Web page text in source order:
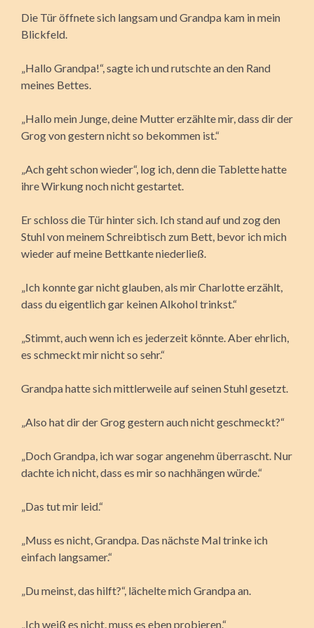
Die Tür öffnete sich langsam und Grandpa kam in mein
Blickfeld.
„Hallo Grandpa!“, sagte ich und rutschte an den Rand
meines Bettes.
„Hallo mein Junge, deine Mutter erzählte mir, dass dir der
Grog von gestern nicht so bekommen ist.“
„Ach geht schon wieder“, log ich, denn die Tablette hatte
ihre Wirkung noch nicht gestartet.
Er schloss die Tür hinter sich. Ich stand auf und zog den
Stuhl von meinem Schreibtisch zum Bett, bevor ich mich
wieder auf meine Bettkante niederließ.
„Ich konnte gar nicht glauben, als mir Charlotte erzählt,
dass du eigentlich gar keinen Alkohol trinkst.“
„Stimmt, auch wenn ich es jederzeit könnte. Aber ehrlich,
es schmeckt mir nicht so sehr.“
Grandpa hatte sich mittlerweile auf seinen Stuhl gesetzt.
„Also hat dir der Grog gestern auch nicht geschmeckt?“
„Doch Grandpa, ich war sogar angenehm überrascht. Nur
dachte ich nicht, dass es mir so nachhängen würde.“
„Das tut mir leid.“
„Muss es nicht, Grandpa. Das nächste Mal trinke ich
einfach langsamer.“
„Du meinst, das hilft?“, lächelte mich Grandpa an.
„Ich weiß es nicht, muss es eben probieren.“